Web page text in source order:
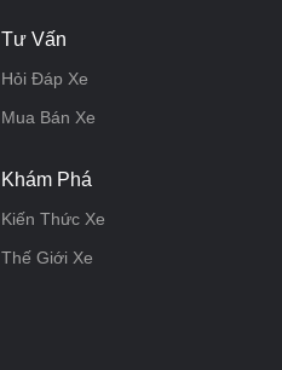
Tư Vấn
Hỏi Đáp Xe
Mua Bán Xe
Khám Phá
Kiến Thức Xe
Thế Giới Xe